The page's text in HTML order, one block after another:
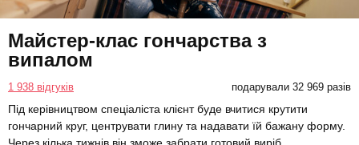
Майстер-клас гончарства з
випалом
1 938 відгуків подарували 32 969 разів
Під керівництвом спеціаліста клієнт буде вчитися крутити
гончарний круг, центрувати глину та надавати їй бажану форму.